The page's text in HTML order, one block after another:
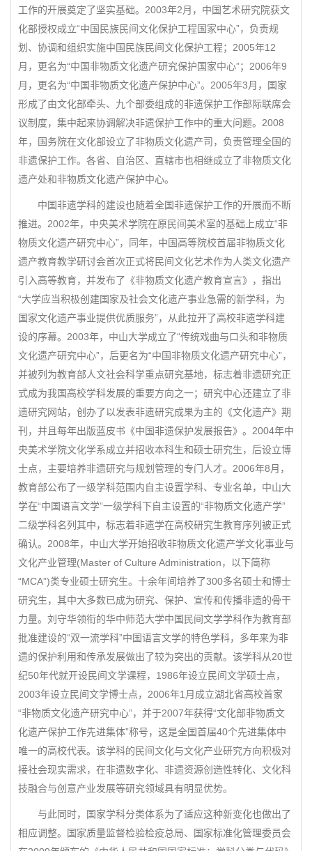
工作的开展奠定了坚实基础。2003年2月，中国艺术研究院获文
化部授权成立“中国民族民间文化保护工程国家中心”，负责规
划、协调和组织实施中国民族民间文化保护工程；2005年12
月，更名为“中国非物质文化遗产研究保护国家中心”；2006年9
月，更名为“中国非物质文化遗产保护中心”。2005年3月，国家
形成了由文化部牵头、九个部委组成的非遗保护工作部际联席会
议制度，集中起来协调解决非遗保护工作中的重大问题。2008
年，国务院在文化部设立了非物质文化遗产司，负责管理全国的
非遗保护工作。各省、自治区、直辖市也相继成立了非物质文化
遗产处和非物质文化遗产保护中心。
中国非遗学科的建设也随着全国非遗保护工作的开展而不断
推进。2002年，中央美术学院在原民间美术室的基础上成立“非
物质文化遗产研究中心”，同年，中国高等院校首届非物质文化
遗产教育教学研讨会首次正式将民间文化艺术作为人类文化遗产
引入高等教育，并发布了《非物质文化遗产教育宣言》，指出
“大学应当积极创建国家及社会文化遗产事业急需的新学科，为
国家文化遗产事业提供优质服务”，从此拉开了高校非遗学科建
设的序幕。2003年，中山大学成立了“传统戏曲与口头和非物质
文化遗产研究中心”，后更名为“中国非物质文化遗产研究中心”，
并被列为教育部人文社会科学重点研究基地，标志着非遗研究正
式成为我国高校学科发展的重要方向之一；研究中心还建立了非
遗研究网站，创办了以发表非遗研究成果为主的《文化遗产》期
刊，并且每年出版蓝皮书《中国非遗保护发展报告》。2004年中
央美术学院文化学系成立并招收本科生和硕士研究生，后设立博
士点，主要培养非遗研究与规划管理的专门人才。2006年8月，
教育部公布了一级学科范围内自主设置学科、专业名单，中山大
学在“中国语言文学”一级学科下自主设置的“非物质文化遗产学”
二级学科名列其中，标志着非遗学在高校研究生教育序列被正式
确认。2008年，中山大学开始招收非物质文化遗产学文化事业与
文化产业管理(Master of Culture Administration，以下简称
“MCA”)类专业硕士研究生。十余年间培养了300多名硕士和博士
研究生，其中大多数已成为研究、保护、宣传和传播非遗的骨干
力量。刘守华领衔的华中师范大学中国民间文学学科作为教育部
批准建设的“双一流学科”中国语言文学的特色学科，多年来为非
遗的保护利用和传承发展做出了较为突出的贡献。该学科从20世
纪50年代就开设民间文学课程，1986年设立民间文学硕士点，
2003年设立民间文学博士点，2006年1月成立湖北省高校首家
“非物质文化遗产研究中心”，并于2007年获得“文化部非物质文
化遗产保护工作先进集体”称号，这是全国首届40个先进集体中
唯一的高校代表。该学科的民间文化与文化产业研究方向积极对
接社会现实需求，在非遗数字化、非遗资源创造性转化、文化科
技融合与创意产业发展等研究领域具有明显优势。
与此同时，国家学科分类体系为了适应这种新变化也做出了
相应调整。国家质量监督检验检疫总局、国家标准化管理委员会